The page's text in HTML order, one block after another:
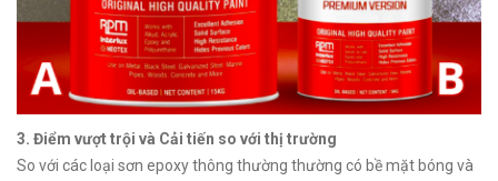
3. Điểm vượt trội và Cải tiến so với thị trường
So với các loại sơn epoxy thông thường thường có bề mặt bóng và